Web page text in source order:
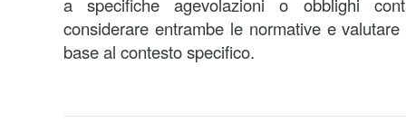
considerare entrambe le normative e
base al contesto specifico.